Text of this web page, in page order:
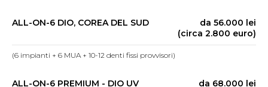
ALL-ON-6 DIO, COREA DEL SUD
da 56.000 lei
(circa 2.800 euro)
(6 impianti + 6 MUA + 10-12 denti fissi provvisori)
ALL-ON-6 PREMIUM - DIO UV
da 68.000 lei